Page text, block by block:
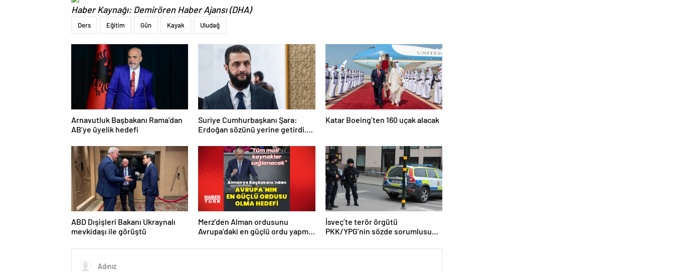
Haber Kaynağı: Demirören Haber Ajansı (DHA)
Ders Eğitim Gün Kayak Uludağ
Arnavutluk Başbakanı Rama’dan
AB’ye üyelik hedefi
Suriye Cumhurbaşkanı Şara:
Erdoğan sözünü yerine getirdi.
Katar Boeing’ten 160 uçak alacak
ABD Dışişleri Bakanı Ukraynalı
mevkidaşı ile görüştü
Merz’den Alman ordusunu
Avrupa’daki en güçlü ordu yapma
İsveç’te terör örgütü
PKK/YPG’nin sözde sorumlusu